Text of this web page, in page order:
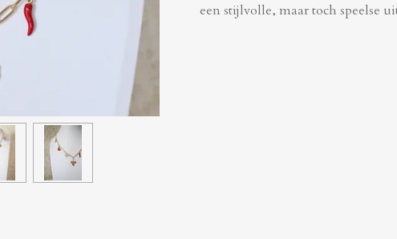
een stijlvolle, maar toch speelse